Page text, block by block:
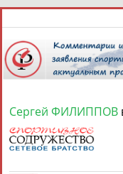
6
СПОРТСМЕНЫ,
Сергей ФИЛИППОВ